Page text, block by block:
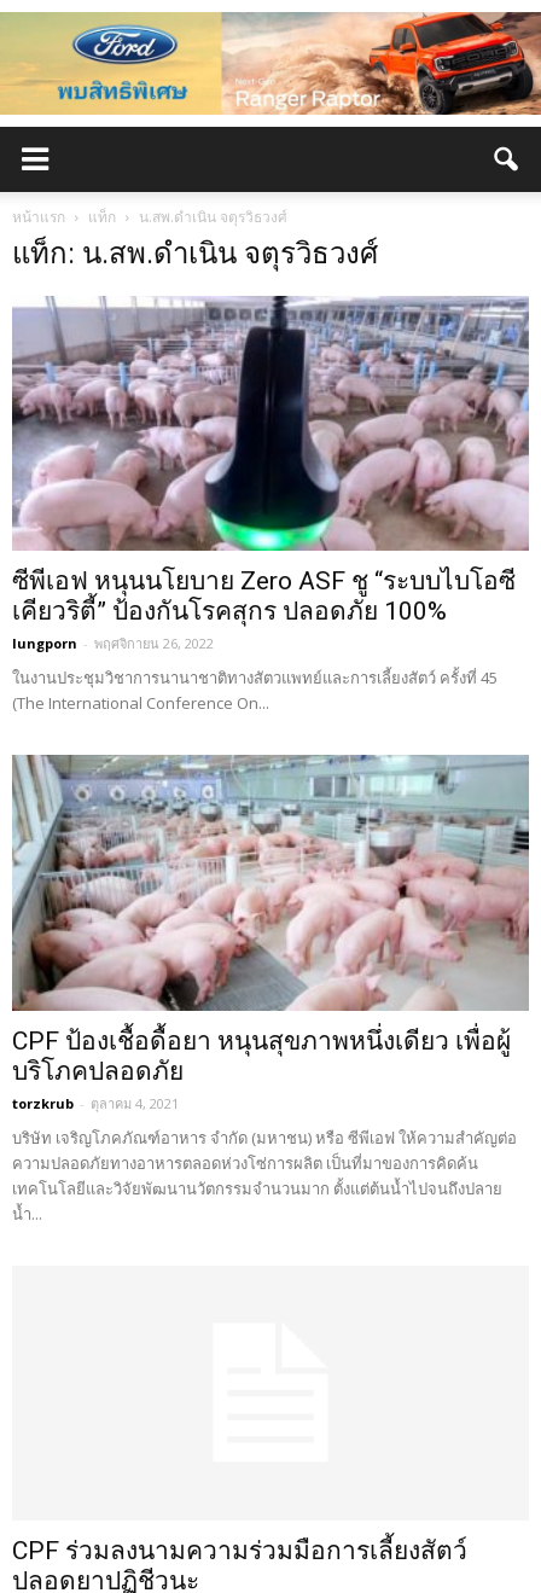
หน้าแรก แท็ก น.สพ.ดำเนิน จตุรวิธวงศ์
แท็ก: น.สพ.ดำเนิน จตุรวิธวงศ์
ซีพีเอฟ หนุนนโยบาย Zero ASF ชู “ระบบไบโอซี
เคียวริตี้” ป้องกันโรคสุกร ปลอดภัย 100%
lungporn - พฤศจิกายน 26, 2022
ในงานประชุมวิชาการนานาชาติทางสัตวแพทย์และการเลี้ยงสัตว์ ครั้งที่ 45
(The International Conference On...
CPF ป้องเชื้อดื้อยา หนุนสุขภาพหนึ่งเดียว เพื่อผู้
บริโภคปลอดภัย
torzkrub - ตุลาคม 4, 2021
บริษัท เจริญโภคภัณฑ์อาหาร จำกัด (มหาชน) หรือ ซีพีเอฟ ให้ความสำคัญต่อ
ความปลอดภัยทางอาหารตลอดห่วงโซ่การผลิต เป็นที่มาของการคิดค้น
เทคโนโลยีและวิจัยพัฒนานวัตกรรมจำนวนมาก ตั้งแต่ต้นน้ำไปจนถึงปลาย
น้ำ...
CPF ร่วมลงนามความร่วมมือการเลี้ยงสัตว์
ปลอดยาปฏิชีวนะ